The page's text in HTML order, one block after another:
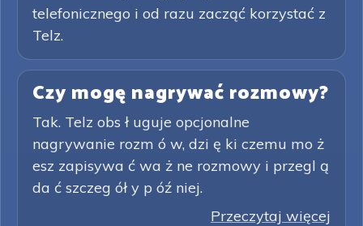
telefonicznego i od razu zacząć korzystać z
Telz.
Czy mogę nagrywać rozmowy?
Tak. Telz obs ł uguje opcjonalne
nagrywanie rozm ó w, dzi ę ki czemu mo ż
esz zapisywa ć wa ż ne rozmowy i przegl ą
da ć szczeg ół y p óź niej.
Przeczytaj więcej